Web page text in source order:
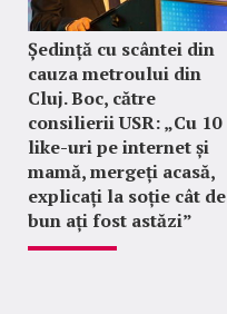
Ședință cu scântei din
cauza metroului din
Cluj. Boc, către
consilierii USR: „Cu 10
like-uri pe internet și
mamă, mergeți acasă,
explicați la soție cât de
bun ați fost astăzi”